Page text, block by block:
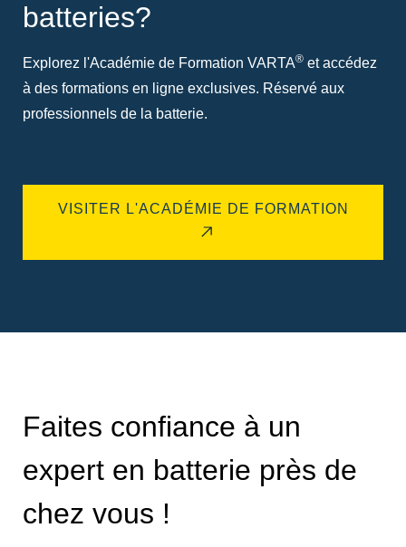
batteries?
Explorez l'Académie de Formation VARTA® et accédez
à des formations en ligne exclusives. Réservé aux
professionnels de la batterie.
VISITER L'ACADÉMIE DE FORMATION
Faites confiance à un
expert en batterie près de
chez vous !